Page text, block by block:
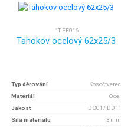
1T FE016
Tahokov ocelový 62x25/3
Typ děrování
Kosočtverec
Materiál
Ocel
Jakost
DC01 / DD11
Síla materiálu
3 mm